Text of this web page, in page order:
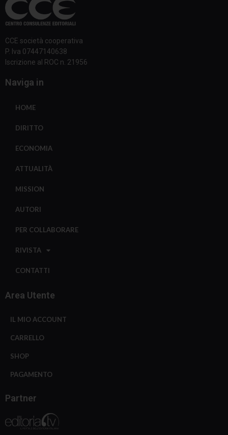
CCE società cooperativa
P. Iva 07447140638
Iscrizione al ROC n. 21956
Naviga in
HOME
DIRITTO
ECONOMIA
ATTUALITÀ
MISSION
AUTORI
PER COLLABORARE
RIVISTA
CONTATTI
Area Utente
IL MIO ACCOUNT
CARRELLO
SHOP
PAGAMENTO
Partner